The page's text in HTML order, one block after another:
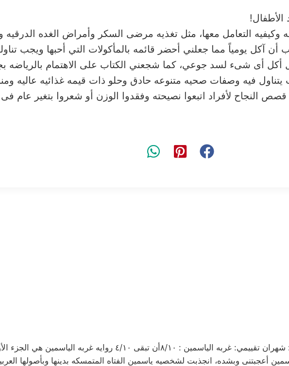
آكل يومياً مما جعلني أحضر قائمه بالمأكولات التي أحبها ويجب
أكل أى شىء لسد جوعي، كما شجعني الكتاب على الاهتمام بالرياضه
فيه وصفات صحيه متنوعه حادق وحلو ذات قيمه غذائيه عاليه
النجاح لأفراد اتبعوا نصيحته وفقدوا الوزن أو شعروا بتغير عام فى
غربة الياسمين- أن تبقىخولة حمدي وقت القراءه : شهران تقييمي: غربه الياسمين : ٨/١٠أن تبقى ٤/
أعجبتنى وبشده، انجذبت لشخصيه ياسمين الفتاه المتمسكه بدينها وبأصولها